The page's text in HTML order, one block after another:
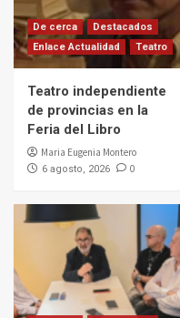
De cerca
Destacados
Enlace Actualidad
Teatro
Teatro independiente
de provincias en la
Feria del Libro
Maria Eugenia Montero
6 agosto, 2026 0